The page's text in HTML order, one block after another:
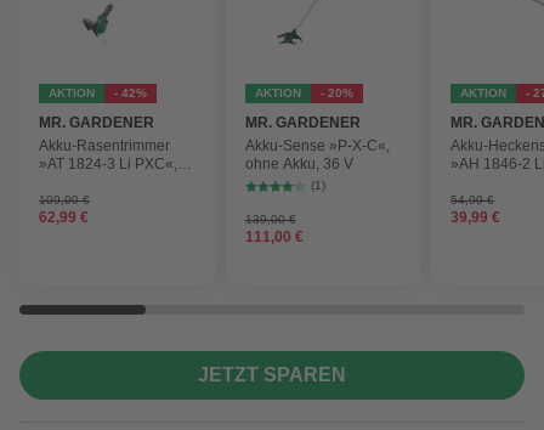
AKTION - 42%
MR. GARDENER
Akku-Rasentrimmer
»AT 1824-3 Li PXC«,
109,00 €
62,99 €
AKTION - 20%
MR. GARDENER
Akku-Sense »P-X-C«,
ohne Akku, 36 V
(1)
139,00 €
111,00 €
AKTION -
MR.
Akku-
»AH 1846-2
54,99 €
39,99 €
JETZT SPAREN